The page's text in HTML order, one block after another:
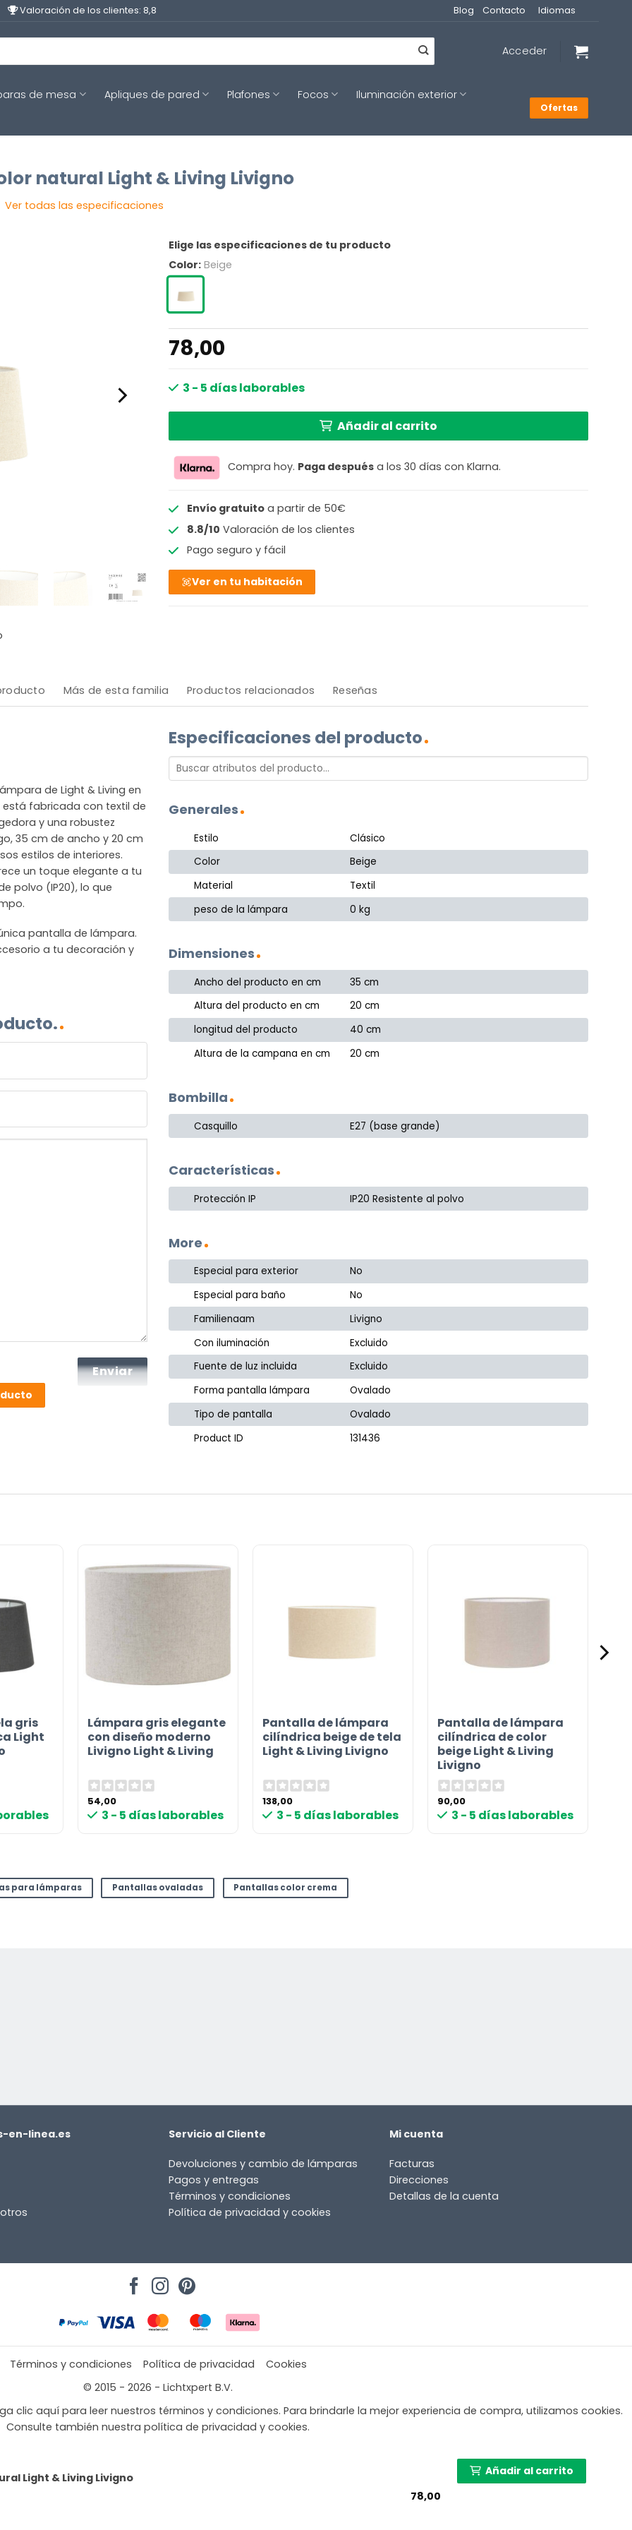
Valoración de los clientes: 8,8 Blog Contacto Idiomas
Acceder
de mesa Apliques de pared Plafones Focos
Iluminación exterior
Ofertas
natural Light & Living Livigno
Ver todas las especificaciones
Elige las especificaciones de tu producto
Color: Beige
78,00
3 - 5 días laborables
Añadir al carrito
Compra hoy. Paga después a los 30 días con Klarna.
Envío gratuitoa partir de 50€
8.8/10 Valoración de los clientes
Pago seguro y fácil
Ver en tu habitación
Más de esta familia Productos relacionados Reseñas
de Light & Living en
fabricada con textil de
y una robustez
35 cm de ancho y 20 cm
estilos de interiores.
un toque elegante a tu
polvo (IP20), lo que
pantalla de lámpara.
a tu decoración y
Especificaciones del producto
Generales
Estilo
Clásico
Color
Beige
Material
Textil
peso de la lámpara
0 kg
Dimensiones
Ancho del producto en cm
35 cm
Altura del producto en cm
20 cm
longitud del producto
40 cm
Altura de la campana en cm
20 cm
Bombilla
Casquillo E27 (base grande)
Características
Protección IP IP20 Resistente al polvo
More
Especial para exterior
No
Especial para baño
No
Familienaam
Livigno
Con iluminación
Excluido
Fuente de luz incluida
Excluido
Forma pantalla lámpara
Ovalado
Tipo de pantalla
Ovalado
Product ID
131436
gris
Light
Lámpara gris elegante
con diseño moderno
Livigno Light & Living
54,00
3 - 5 días laborables
Pantalla de lámpara
cilíndrica beige de tela
Light & Living Livigno
138,00
3 - 5 días laborables
Pantalla de lámpara
cilíndrica de color
beige Light & Living
Livigno
90,00
3 - 5 días laborables
para lámparas Pantallas ovaladas Pantallas color crema
en-linea.es Servicio al Cliente
Devoluciones y cambio de lámparas
Pagos y entregas
Términos y condiciones
Política de privacidad y cookies
Mi cuenta
Facturas
Direcciones
Detallas de la cuenta
Términos y condiciones Política de privacidad
Cookies
© 2015 - 2026 - Lichtxpert B.V.
clic aquí para leer nuestros términos y condiciones. Para brindarle la mejor experiencia de compra, utilizamos cookies.
Consulte también nuestra política de privacidad y cookies.
Light & Living Livigno
78,00
Añadir al carrito